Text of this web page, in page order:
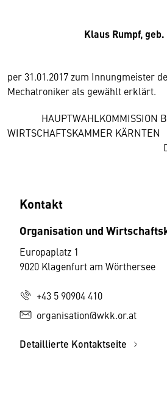
Klaus Rumpf, geb.
per 31.01.2017 zum Innungmeister
Mechatroniker als gewählt erklärt.
HAUPTWAHLKOMMISSION
WIRTSCHAFTSKAMMER KÄRNTEN
Dr. Albert
Kontakt
Organisation und
Europaplatz 1
9020 Klagenfurt am Wörthersee
+43 5 90904 410
organisation@wkk.or.at
Detaillierte Kontaktseite